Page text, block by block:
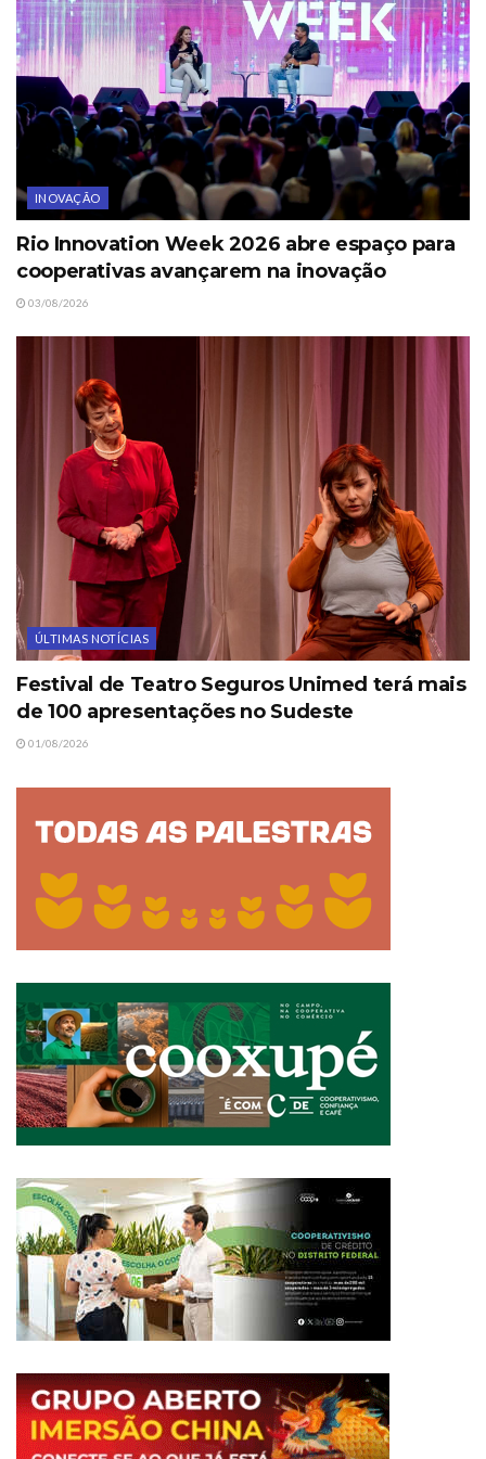
INOVAÇÃO
Rio Innovation Week 2026 abre espaço para
cooperativas avançarem na inovação
03/08/2026
ÚLTIMAS NOTÍCIAS
Festival de Teatro Seguros Unimed terá mais
de 100 apresentações no Sudeste
01/08/2026